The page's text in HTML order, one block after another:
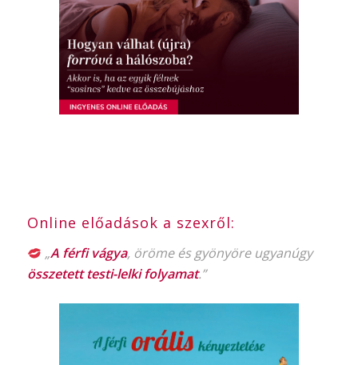
Online előadások a szexről:
„A férfi vágya, öröme és gyönyöre ugyanúgy
összetett testi-lelki folyamat.”